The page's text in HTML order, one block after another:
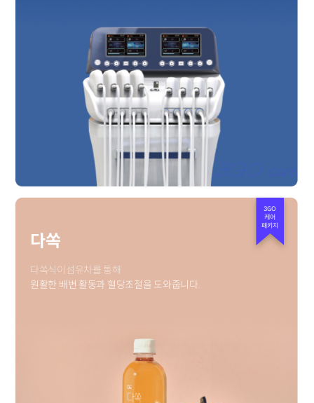
3GO
케어
패키지
다쏙
다쏙식이섬유차를 통해
원활한 배변 활동과 혈당조절을 도와줍니다.